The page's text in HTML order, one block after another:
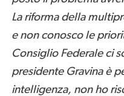
La riforma della
e non conosco le
Consiglio Federale ci
presidente Gravina è
intelligenza, non ho